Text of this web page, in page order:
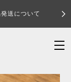
送について